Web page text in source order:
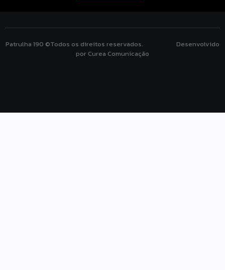
Patrulha 190 ©Todos os direitos reservados. Desenvolvido
por Curea Comunicação